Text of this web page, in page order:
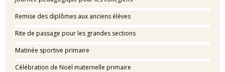
Remise des diplômes aux anciens élèves
Rite de passage pour les grandes sections
Matinée sportive primaire
Célébration de Noël maternelle primaire